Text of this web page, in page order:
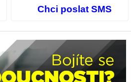
Chci poslat SMS